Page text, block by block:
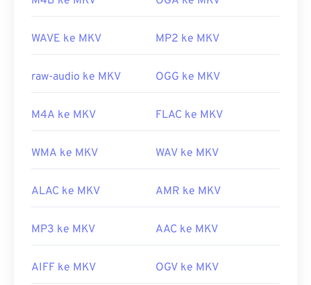
melakukannya, unduh
Combined Community
Ninite.
Rilis awal:2002
Tautan yang berguna:
https://www.matroska.org/
WAVE ke MKV MP2 ke MKV
raw-audio ke MKV OGG ke MKV
M4A ke MKV FLAC ke MKV
WMA ke MKV WAV ke MKV
ALAC ke MKV AMR ke MKV
MP3 ke MKV AAC ke MKV
AIFF ke MKV OGV ke MKV